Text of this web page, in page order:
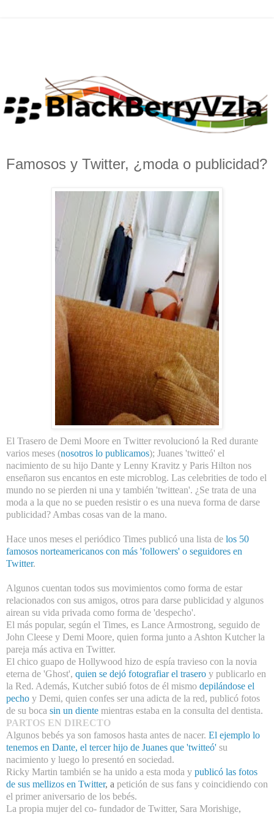
Famosos y Twitter, ¿moda o publicidad?
El Trasero de Demi Moore en Twitter revolucionó la Red durante
varios meses (nosotros lo publicamos); Juanes 'twitteó' el
nacimiento de su hijo Dante y Lenny Kravitz y Paris Hilton nos
enseñaron sus encantos en este microblog. Las celebrities de todo el
mundo no se pierden ni una y también 'twittean'. ¿Se trata de una
moda a la que no se pueden resistir o es una nueva forma de darse
publicidad? Ambas cosas van de la mano.
Hace unos meses el periódico Times publicó una lista de los 50
famosos norteamericanos con más 'followers' o seguidores en
Twitter.
Algunos cuentan todos sus movimientos como forma de estar
relacionados con sus amigos, otros para darse publicidad y algunos
airean su vida privada como forma de 'despecho'.
El más popular, según el Times, es Lance Armostrong, seguido de
John Cleese y Demi Moore, quien forma junto a Ashton Kutcher la
pareja más activa en Twitter.
El chico guapo de Hollywood hizo de espía travieso con la novia
eterna de 'Ghost', quien se dejó fotografiar el trasero y publicarlo en
la Red. Además, Kutcher subió fotos de él mismo depilándose el
pecho y Demi, quien confes ser una adicta de la red, publicó fotos
de su boca sin un diente mientras estaba en la consulta del dentista.
PARTOS EN DIRECTO
Algunos bebés ya son famosos hasta antes de nacer. El ejemplo lo
tenemos en Dante, el tercer hijo de Juanes que 'twitteó' su
nacimiento y luego lo presentó en sociedad.
Ricky Martin también se ha unido a esta moda y publicó las fotos
de sus mellizos en Twitter, a petición de sus fans y coincidiendo con
el primer aniversario de los bebés.
La propia mujer del co- fundador de Twitter, Sara Morishige,